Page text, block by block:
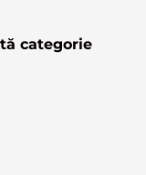
categorie